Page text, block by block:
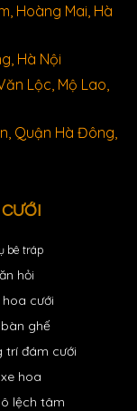
Hoàng Mai, Hà
Hà Nội
Lộc, Mộ Lao,
Quận Hà Đông,
bê tráp
hỏi
hoa cưới
ghế
trí đám cưới
hoa
lệch tâm